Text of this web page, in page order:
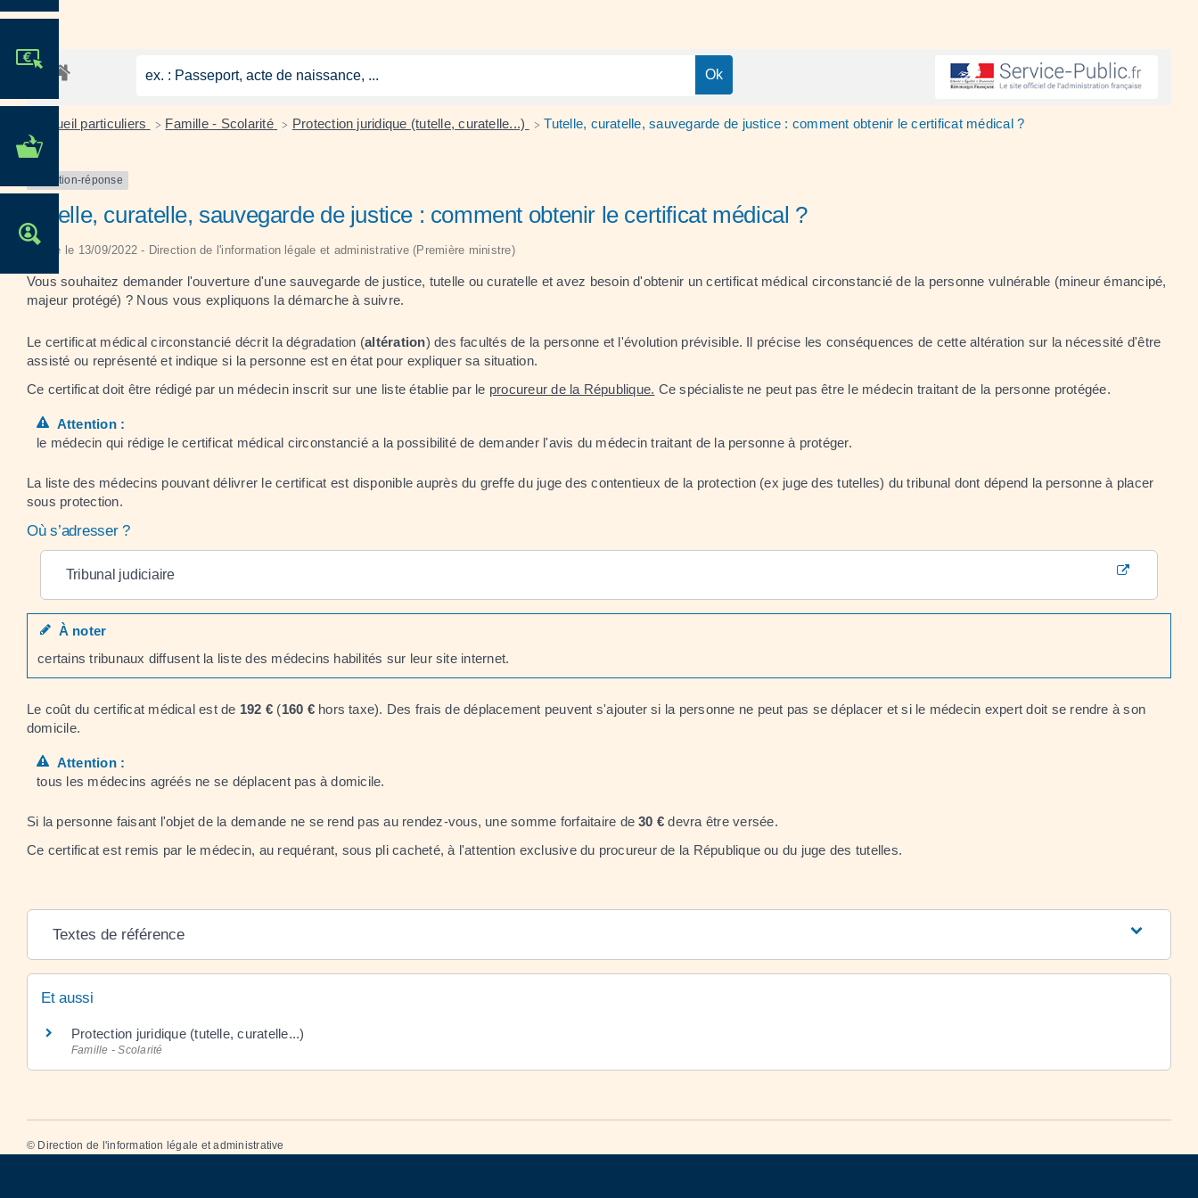
MES DÉMARCHES
Accueil particuliers > Famille - Scolarité > Protection juridique (tutelle, curatelle...) > Tutelle, curatelle, sauvegarde de justice : comment obtenir le certificat médical ?
Question-réponse
Tutelle, curatelle, sauvegarde de justice : comment obtenir le certificat médical ?
Vérifié le 13/09/2022 - Direction de l'information légale et administrative (Première ministre)
Vous souhaitez demander l'ouverture d'une sauvegarde de justice, tutelle ou curatelle et avez besoin d'obtenir un certificat médical circonstancié de la personne vulnérable (mineur émancipé,
majeur protégé) ? Nous vous expliquons la démarche à suivre.
Le certificat médical circonstancié décrit la dégradation (altération) des facultés de la personne et l'évolution prévisible. Il précise les conséquences de cette altération sur la nécessité d'être
assisté ou représenté et indique si la personne est en état pour expliquer sa situation.
Ce certificat doit être rédigé par un médecin inscrit sur une liste établie par le procureur de la République. Ce spécialiste ne peut pas être le médecin traitant de la personne protégée.
Attention :
le médecin qui rédige le certificat médical circonstancié a la possibilité de demander l'avis du médecin traitant de la personne à protéger.
La liste des médecins pouvant délivrer le certificat est disponible auprès du greffe du juge des contentieux de la protection (ex juge des tutelles) du tribunal dont dépend la personne à placer
sous protection.
Où s’adresser ?
Tribunal judiciaire
À noter
certains tribunaux diffusent la liste des médecins habilités sur leur site internet.
Le coût du certificat médical est de 192 € (160 €hors taxe). Des frais de déplacement peuvent s'ajouter si la personne ne peut pas se déplacer et si le médecin expert doit se rendre à son
domicile.
Attention :
tous les médecins agréés ne se déplacent pas à domicile.
Si la personne faisant l'objet de la demande ne se rend pas au rendez-vous, une somme forfaitaire de30 € devra être versée.
Ce certificat est remis par le médecin, au requérant, sous pli cacheté, à l'attention exclusive du procureur de la République ou du juge des tutelles.
Textes de référence
Et aussi
Protection juridique (tutelle, curatelle...)
Famille - Scolarité
© Direction de l'information légale et administrative